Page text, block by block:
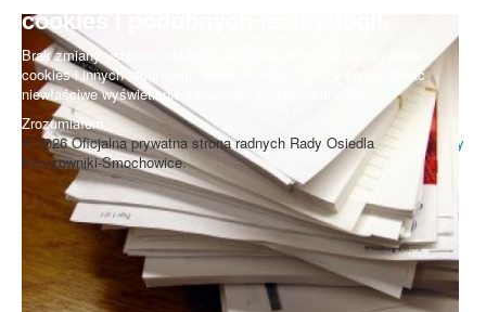
cookies i podobnych technologii.
Brak zmiany ustawień przeglądarki oznacza zgodę na używanie
cookies i innych technologii. Brak akceptacji może spowodować
niewłaściwe wyświetlanie zamieszczonych materiałów.
Zrozumiałem
Do góry
© 2026 Oficjalna prywatna strona radnych Rady Osiedla
Krzyżowniki-Smochowice.